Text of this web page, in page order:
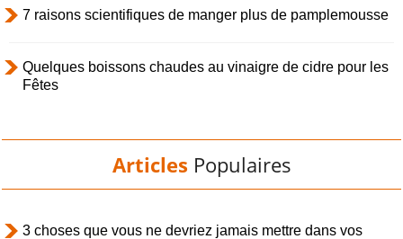
7 raisons scientifiques de manger plus de pamplemousse
Quelques boissons chaudes au vinaigre de cidre pour les
Fêtes
Articles Populaires
3 choses que vous ne devriez jamais mettre dans vos